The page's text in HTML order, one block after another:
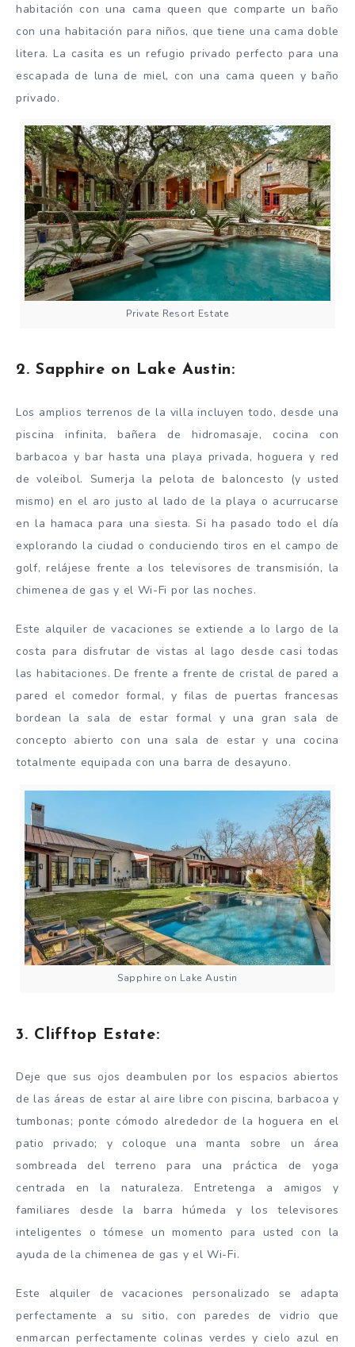
habitación con una cama queen que comparte un baño
con una habitación para niños, que tiene una cama doble
litera. La casita es un refugio privado perfecto para una
escapada de luna de miel, con una cama queen y baño
privado.
Private Resort Estate
2. Sapphire on Lake Austin:
Los amplios terrenos de la villa incluyen todo, desde una
piscina infinita, bañera de hidromasaje, cocina con
barbacoa y bar hasta una playa privada, hoguera y red
de voleibol. Sumerja la pelota de baloncesto (y usted
mismo) en el aro justo al lado de la playa o acurrucarse
en la hamaca para una siesta. Si ha pasado todo el día
explorando la ciudad o conduciendo tiros en el campo de
golf, relájese frente a los televisores de transmisión, la
chimenea de gas y el Wi-Fi por las noches.
Este alquiler de vacaciones se extiende a lo largo de la
costa para disfrutar de vistas al lago desde casi todas
las habitaciones. De frente a frente de cristal de pared a
pared el comedor formal, y filas de puertas francesas
bordean la sala de estar formal y una gran sala de
concepto abierto con una sala de estar y una cocina
totalmente equipada con una barra de desayuno.
Sapphire on Lake Austin
3. Clifftop Estate:
Deje que sus ojos deambulen por los espacios abiertos
de las áreas de estar al aire libre con piscina, barbacoa y
tumbonas; ponte cómodo alrededor de la hoguera en el
patio privado; y coloque una manta sobre un área
sombreada del terreno para una práctica de yoga
centrada en la naturaleza. Entretenga a amigos y
familiares desde la barra húmeda y los televisores
inteligentes o tómese un momento para usted con la
ayuda de la chimenea de gas y el Wi-Fi.
Este alquiler de vacaciones personalizado se adapta
perfectamente a su sitio, con paredes de vidrio que
enmarcan perfectamente colinas verdes y cielo azul en